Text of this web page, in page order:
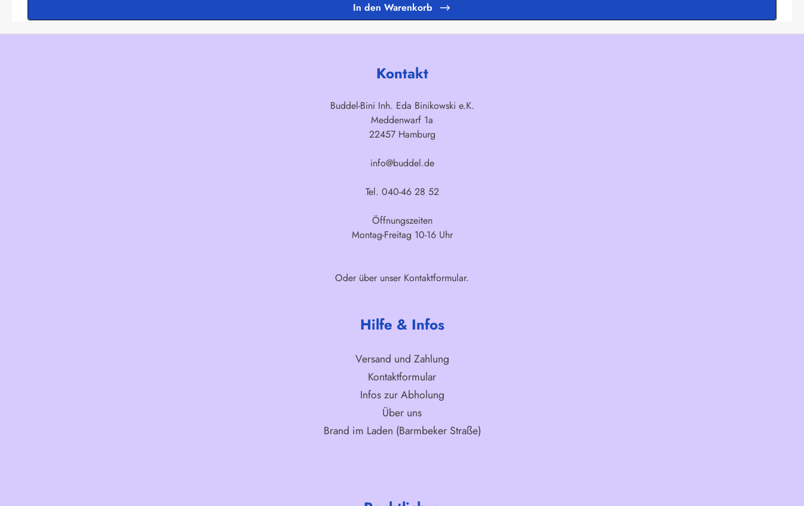
In den Warenkorb
Kontakt
Buddel-Bini Inh. Eda Binikowski e.K.
Meddenwarf 1a
22457 Hamburg
info@buddel.de
Tel. 040-46 28 52
Öffnungszeiten
Montag-Freitag 10-16 Uhr
Oder über unser Kontaktformular.
Hilfe & Infos
Versand und Zahlung
Kontaktformular
Infos zur Abholung
Über uns
Brand im Laden (Barmbeker Straße)